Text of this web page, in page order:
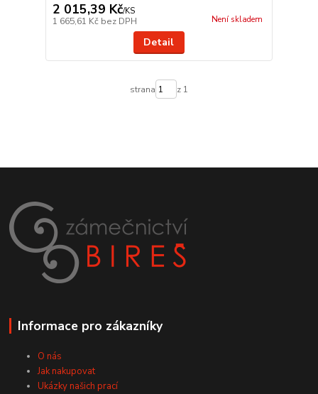
2 015,39 Kč/KS
1 665,61 Kč bez DPH Není skladem
Detail
strana z 1
Informace pro zákazníky
O nás
Jak nakupovat
Ukázky našich prací